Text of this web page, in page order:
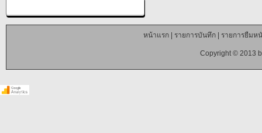
หน้าแรก| รายการบันทึก| รายการยืมห
Copyright © 2013